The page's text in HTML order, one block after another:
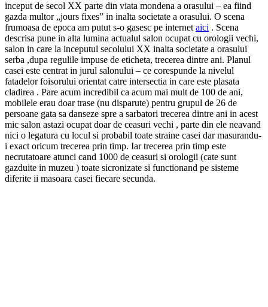
inceput de secol XX parte din viata mondena a orasului – ea fiind
gazda multor „jours fixes” in inalta societate a orasului. O scena
frumoasa de epoca am putut s-o gasesc pe internet aici . Scena
descrisa pune in alta lumina actualul salon ocupat cu orologii vechi,
salon in care la inceputul secolului XX inalta societate a orasului
serba ,dupa regulile impuse de eticheta, trecerea dintre ani. Planul
casei este centrat in jurul salonului – ce corespunde la nivelul
fatadelor foisorului orientat catre intersectia in care este plasata
cladirea . Pare acum incredibil ca acum mai mult de 100 de ani,
mobilele erau doar trase (nu disparute) pentru grupul de 26 de
persoane gata sa danseze spre a sarbatori trecerea dintre ani in acest
mic salon astazi ocupat doar de ceasuri vechi , parte din ele neavand
nici o legatura cu locul si probabil toate straine casei dar masurandu-
i exact oricum trecerea prin timp. Iar trecerea prin timp este
necrutatoare atunci cand 1000 de ceasuri si orologii (cate sunt
gazduite in muzeu ) toate sicronizate si functionand pe sisteme
diferite ii masoara casei fiecare secunda.